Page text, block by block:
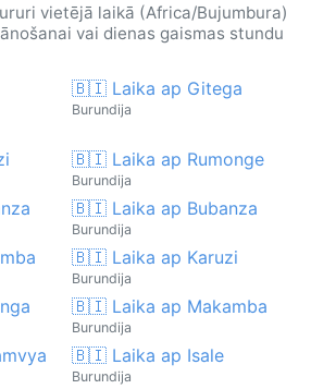
vietējā laikā (Africa/Bujumbura)
vai dienas gaismas stundu
🇧🇮 Laika ap Gitega
Burundija
🇧🇮 Laika ap Rumonge
Burundija
🇧🇮 Laika ap Bubanza
Burundija
🇧🇮 Laika ap Karuzi
Burundija
🇧🇮 Laika ap Makamba
Burundija
🇧🇮 Laika ap Isale
Burundija